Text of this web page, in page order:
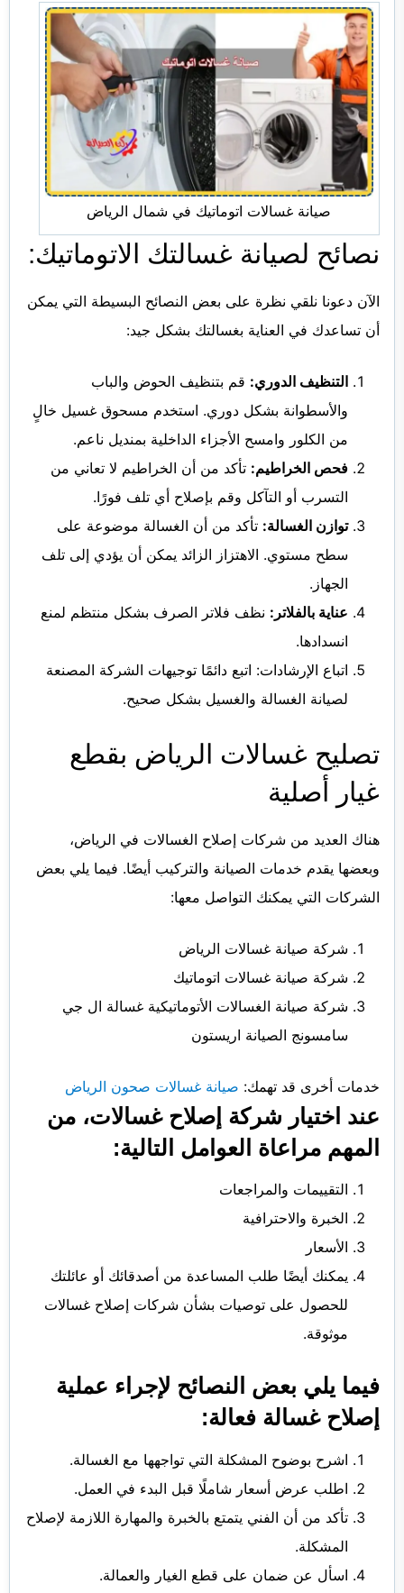
صيانة غسالات اتوماتيك في شمال الرياض
نصائح لصيانة غسالتك الاتوماتيك:
الآن دعونا نلقي نظرة على بعض النصائح البسيطة التي يمكن
أن تساعدك في العناية بغسالتك بشكل جيد:
التنظيف الدوري: قم بتنظيف الحوض والباب
والأسطوانة بشكل دوري. استخدم مسحوق غسيل خالٍ
من الكلور وامسح الأجزاء الداخلية بمنديل ناعم.
فحص الخراطيم: تأكد من أن الخراطيم لا تعاني من
التسرب أو التآكل وقم بإصلاح أي تلف فورًا.
توازن الغسالة: تأكد من أن الغسالة موضوعة على
سطح مستوي. الاهتزاز الزائد يمكن أن يؤدي إلى تلف
الجهاز.
عناية بالفلاتر: نظف فلاتر الصرف بشكل منتظم لمنع
انسدادها.
اتباع الإرشادات: اتبع دائمًا توجيهات الشركة المصنعة
لصيانة الغسالة والغسيل بشكل صحيح.
تصليح غسالات الرياض بقطع
غيار أصلية
هناك العديد من شركات إصلاح الغسالات في الرياض،
وبعضها يقدم خدمات الصيانة والتركيب أيضًا. فيما يلي بعض
الشركات التي يمكنك التواصل معها:
شركة صيانة غسالات الرياض
شركة صيانة غسالات اتوماتيك
شركة صيانة الغسالات الأتوماتيكية غسالة ال جي
سامسونج الصيانة اريستون
خدمات أخرى قد تهمك: صيانة غسالات صحون الرياض
عند اختيار شركة إصلاح غسالات، من
المهم مراعاة العوامل التالية:
التقييمات والمراجعات
الخبرة والاحترافية
الأسعار
يمكنك أيضًا طلب المساعدة من أصدقائك أو عائلتك
للحصول على توصيات بشأن شركات إصلاح غسالات
موثوقة.
فيما يلي بعض النصائح لإجراء عملية
إصلاح غسالة فعالة:
اشرح بوضوح المشكلة التي تواجهها مع الغسالة.
اطلب عرض أسعار شاملًا قبل البدء في العمل.
تأكد من أن الفني يتمتع بالخبرة والمهارة اللازمة لإصلاح
المشكلة.
اسأل عن ضمان على قطع الغيار والعمالة.